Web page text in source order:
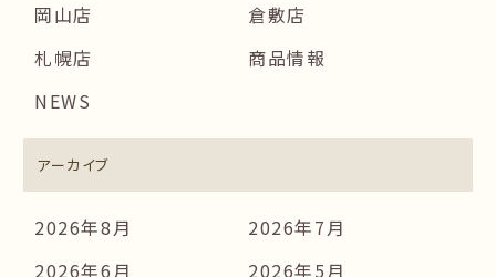
岡山店
倉敷店
札幌店
商品情報
NEWS
アーカイブ
2026年8月
2026年7月
2026年6月
2026年5月